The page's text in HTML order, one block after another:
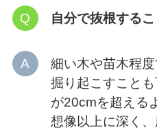
自分で抜根する
細い木や苗木程
掘り起こすこと
が20cmを超える
想像以上に深く